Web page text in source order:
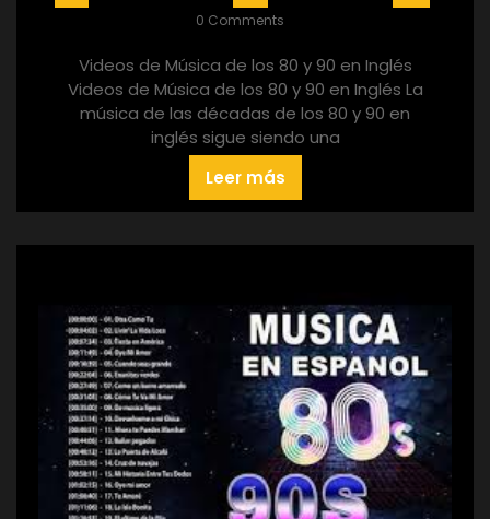
0 Comments
Videos de Música de los 80 y 90 en Inglés
Videos de Música de los 80 y 90 en Inglés La
música de las décadas de los 80 y 90 en
inglés sigue siendo una
Leer más